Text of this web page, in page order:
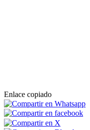
Enlace copiado